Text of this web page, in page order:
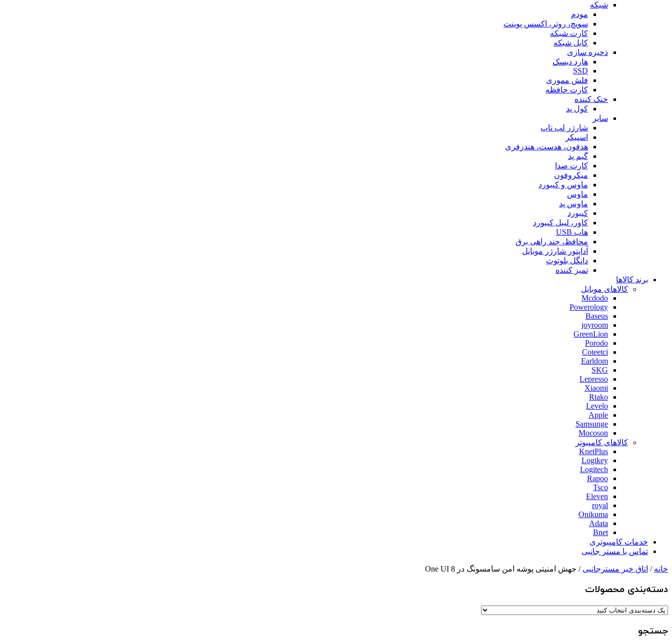
شبکه
مودم
سویچ، روتر، اکسس پوینت
کارت شبکه
کابل شبکه
ذخیره سازی
هارد دیسک
SSD
فلش مموری
کارت حافظه
خنک کننده
کول پد
سایر
شارژر لپ تاپ
اسپیکر
هدفون، هدست، هندزفری
گیم پد
کارت صدا
میکروفون
ماوس و کیبورد
ماوس
ماوس پد
کیبورد
کاور، لیبل کیبورد
هاب USB
محافظ، چند راهی برق
آداپتور شارژر موبایل
دانگل بلوتوث
تمیز کننده
برند کالاها
کالاهای موبایل
Mcdodo
Powerology
Baseus
joyroom
GreenLion
Porodo
Coteetci
Earldom
SKG
Lepresso
Xiaomi
Rtako
Levelo
Apple
Samsunge
Mocoson
کالاهای کامپیوتر
KnetPlus
Logikey
Logitech
Rapoo
Tsco
Eleven
royal
Onikuma
Adata
Bnet
خدمات کامپیوتری
تماس با مستر جانبی
خانه / اتاق خبر مسترجانبی / جهش امنیتی پوشه امن سامسونگ در One UI 8
دسته‌بندی‌ محصولات
جستجو